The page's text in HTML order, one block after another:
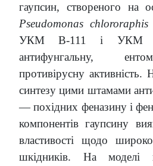
гаупсин, створеного на
Pseudomonas chlororaphis
УКМ В-111 і УКМ
антифунгальну,
противірусну активність.
синтезу цими штамами
— похідних феназину і
компонентів гаупсину
властивості щодо
шкідників. На моделі